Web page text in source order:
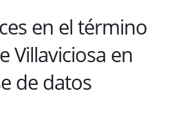
en el término
Villaviciosa en
de datos